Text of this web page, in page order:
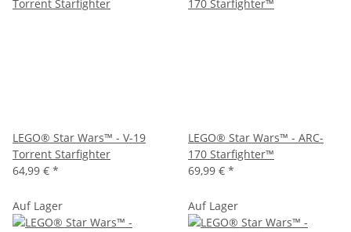
LEGO® Star Wars™ - V-19
Torrent Starfighter
64,99 € *
LEGO® Star Wars™ - ARC-
170 Starfighter™
69,99 € *
Auf Lager Auf Lager